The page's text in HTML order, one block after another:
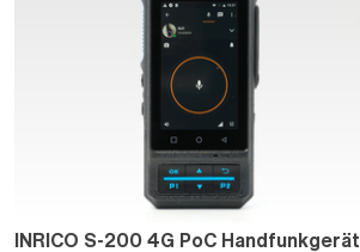
INRICO S-200 4G PoC Handfunkgerät